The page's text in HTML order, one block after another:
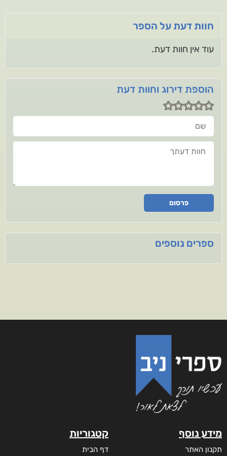
חוות דעת על הספר
עוד אין חוות דעת.
הוספת דירוג וחוות דעת
שם
חוות דעתך
פרסום
ספרים נוספים
מידע נוסף
תקנון האתר
קטגוריות
דף הבית